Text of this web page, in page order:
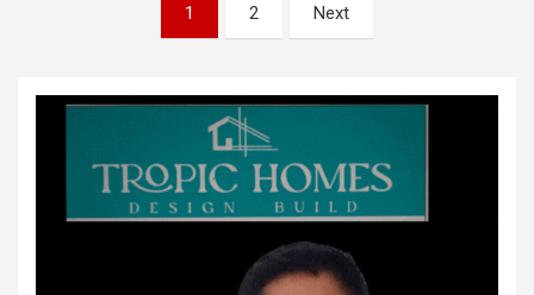
1 2 Next